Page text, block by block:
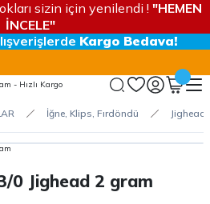
sizin için yenilendi ! "HEMEN
İNCELE"
Kargo Bedava!
İğne, Klips, Fırdöndü Jighead
0 Jighead 2 gram